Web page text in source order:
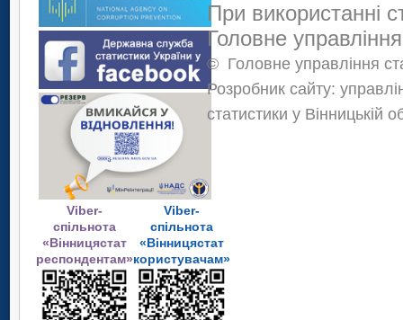
Viber-
спільнота
«Вінницястат
респондентам»
Viber-
спільнота
«Вінницястат
користувачам»
При використанні
Головне
© Головне управління
Розробник сайту:
статистики у Вінницькій